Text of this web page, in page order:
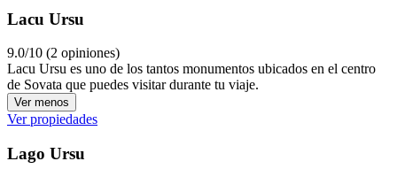
Lacu Ursu
9.0/10 (2 opiniones)
Lacu Ursu es uno de los tantos monumentos ubicados en el centro
de Sovata que puedes visitar durante tu viaje.
Ver menos
Ver propiedades
Lago Ursu